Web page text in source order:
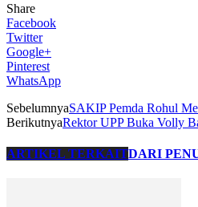
Share
Facebook
Twitter
Google+
Pinterest
WhatsApp
SebelumnyaSAKIP Pemda Rohul
BerikutnyaRektor UPP Buka Volly
ARTIKEL TERKAITDARI